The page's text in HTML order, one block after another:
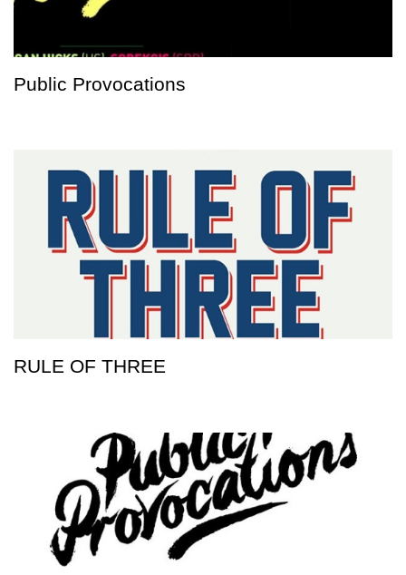
Public Provocations
RULE OF THREE